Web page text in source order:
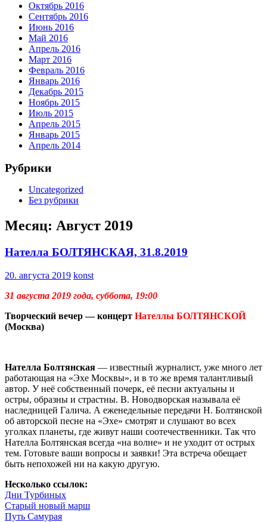
Октябрь 2016
Сентябрь 2016
Июнь 2016
Май 2016
Апрель 2016
Март 2016
Февраль 2016
Январь 2016
Декабрь 2015
Ноябрь 2015
Июль 2015
Апрель 2015
Январь 2015
Апрель 2014
Рубрики
Uncategorized
Без рубрики
Месяц: Август 2019
Нателла БОЛТЯНСКАЯ, 31.8.2019
20. августа 2019 konst
31 августа 2019 года, суббота, 19:00
Творческий вечер — концерт Нателлы БОЛТЯНСКОЙ
(Москва)
Нателла Болтянская — известный журналист, уже много лет
работающая на «Эхе Москвы», и в то же время талантливый
автор. У неё собственный почерк, её песни актуальны и
остры, образны и страстны. В. Новодворская называла её
наследницей Галича. А еженедельные передачи Н. Болтянской
об авторской песне на «Эхе» смотрят и слушают во всех
уголках планеты, где живут наши соотечественники. Так что
Нателла Болтянская всегда «на волне» и не уходит от острых
тем. Готовьте ваши вопросы и заявки! Эта встреча обещает
быть непохожей ни на какую другую.
Несколько ссылок:
Дни Турбиных
Старый новый марш
Путь Самурая